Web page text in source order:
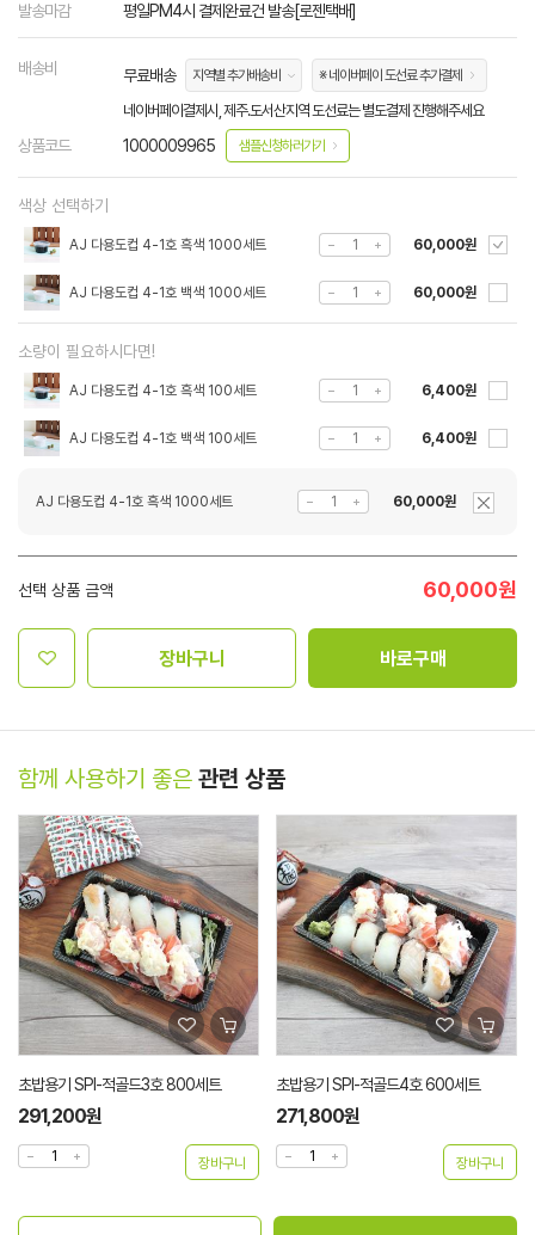
발송마감
평일PM4시 결제완료건 발송[로젠택배]
배송비 무료배송 지역별 추가배송비 ※ 네이버페이 도선료 추가결제
네이버페이결제시, 제주.도서산지역 도선료는 별도결제 진행해주세요
상품코드 1000009965 샘플신청하러가기
색상 선택하기
AJ 다용도컵 4-1호 흑색 1000세트 60,000원
AJ 다용도컵 4-1호 백색 1000세트 60,000원
소량이 필요하시다면!
AJ 다용도컵 4-1호 흑색 100세트 6,400원
AJ 다용도컵 4-1호 백색 100세트 6,400원
AJ 다용도컵 4-1호 흑색 1000세트 60,000원
선택 상품 금액 60,000원
장바구니 바로구매
함께 사용하기 좋은 관련 상품
초밥용기 SPI-적골드3호 800세트
291,200원
초밥용기 SPI-적골드4호 600세트
271,800원